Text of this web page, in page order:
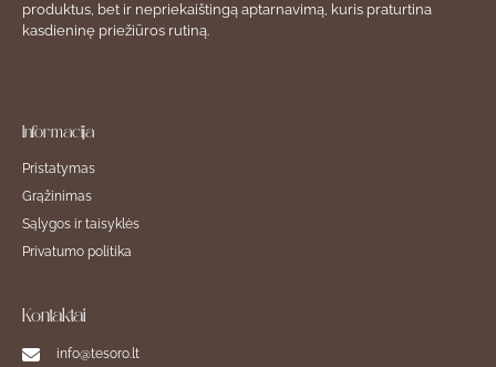
produktus, bet ir nepriekaištingą aptarnavimą, kuris praturtina
kasdieninę priežiūros rutiną.
Informacija
Pristatymas
Grąžinimas
Sąlygos ir taisyklės
Privatumo politika
Kontaktai
info@tesoro.lt